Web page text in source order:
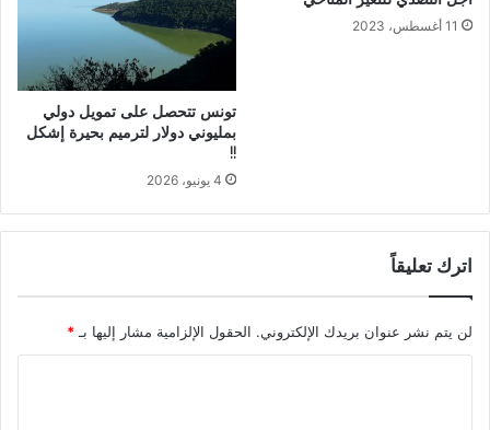
11 أغسطس، 2023
تونس تتحصل على تمويل دولي
بمليوني دولار لترميم بحيرة إشكل
!!
4 يونيو، 2026
اترك تعليقاً
لن يتم نشر عنوان بريدك الإلكتروني. الحقول الإلزامية مشار إليها بـ*